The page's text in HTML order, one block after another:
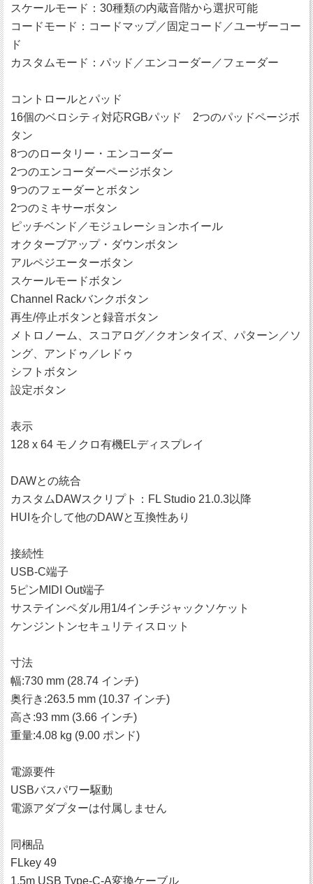
スケールモード：30種類の内蔵音階から選択可能
コードモード：コードマップ／固定コード／ユーザーコー
ド
カスタムモード：パッド／エンコーダー／フェーダー
コントロールとパッド
16個のベロシティ対応RGBパッド 2つのパッドページボ
タン
8つのロータリー・エンコーダー
2つのエンコーダーページボタン
9つのフェーダーとボタン
2つのミキサーボタン
ピッチベンド／モジュレーションホイール
オクターブアップ・ダウンボタン
アルペジエーターボタン
スケールモードボタン
Channel Rackバンクボタン
再生/停止ボタンと録音ボタン
メトロノーム、スコアログ／クオンタイズ、パターン／ソ
ング、アンドゥ／レドゥ
シフトボタン
設定ボタン
表示
128 x 64 モノクロ有機ELディスプレイ
DAWとの統合
カスタムDAWスクリプト：FL Studio 21.0.3以降
HUIを介して他のDAWと互換性あり
接続性
USB-C端子
5ピンMIDI Out端子
サステインペダル用1/4インチジャックソケット
ケンジントンセキュリティスロット
寸法
幅:730 mm (28.74 インチ)
奥行き:263.5 mm (10.37 インチ)
高さ:93 mm (3.66 インチ)
重量:4.08 kg (9.00 ポンド)
電源要件
USBバスパワー駆動
電源アダプターは付属しません
同梱品
FLkey 49
1.5m USB Type-C-A変換ケーブル